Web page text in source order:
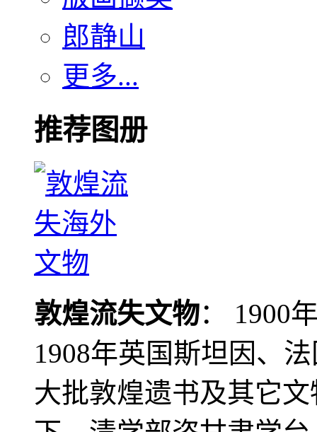
郎静山
更多...
推荐图册
敦煌流失文物： 1900
1908年英国斯坦因、
大批敦煌遗书及其它